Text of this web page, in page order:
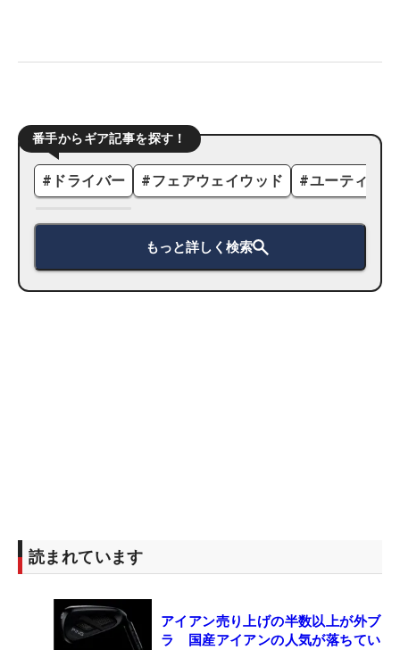
番手からギア記事を探す！
# ドライバー #フェアウェイウッド #ユーティリ
もっと詳しく検索
読まれています
アイアン売り上げの半数以上が外ブ
ラ 国産アイアンの人気が落ちてい